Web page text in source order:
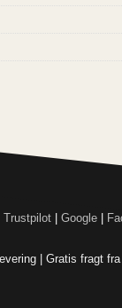
Trustpilot Google
| Gratis fragt